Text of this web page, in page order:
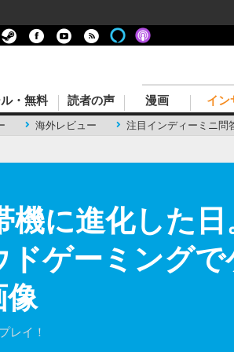
海外レビュー 注目インディーミニ問
・無料 読者の声 漫画 イン
に進化した
ゲーミング
像
レイ！